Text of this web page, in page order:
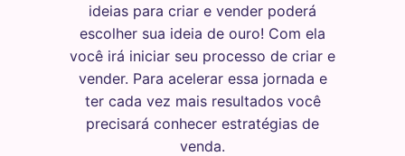
ideias para criar e vender poderá
escolher sua ideia de ouro! Com ela
você irá iniciar seu processo de criar e
vender. Para acelerar essa jornada e
ter cada vez mais resultados você
precisará conhecer estratégias de
venda.